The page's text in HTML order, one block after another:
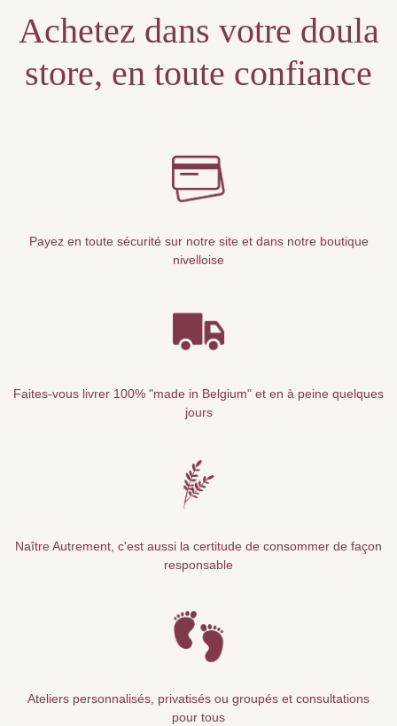
Achetez dans votre doula
store, en toute confiance
Payez en toute sécurité sur notre site et dans notre boutique
nivelloise
Faites-vous livrer 100% "made in Belgium" et en à peine quelques
jours
Naître Autrement, c'est aussi la certitude de consommer de façon
responsable
Ateliers personnalisés, privatisés ou groupés et consultations
pour tous